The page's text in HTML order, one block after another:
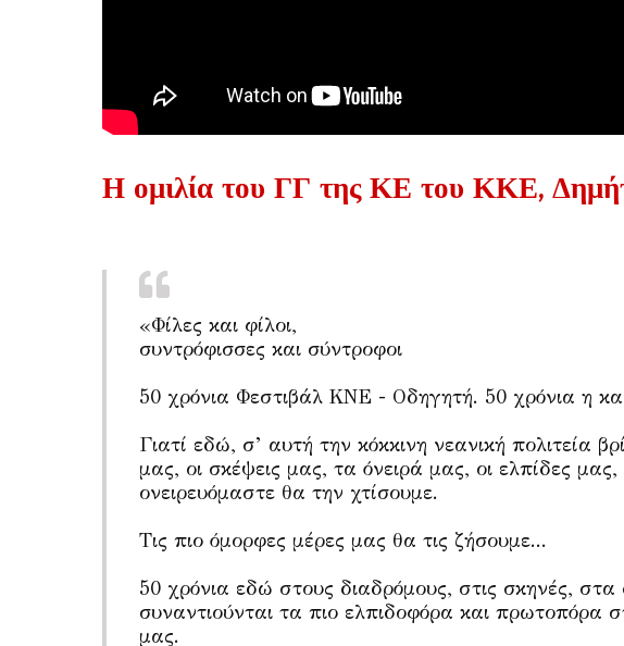
Η ομιλία του ΓΓ της ΚΕ του ΚΚΕ,
«Φίλες και φίλοι,
συντρόφισσες και σύντροφοι
50 χρόνια Φεστιβάλ ΚΝΕ - Οδηγητή. 50 χρόνια η
Γιατί εδώ, σ’ αυτή την κόκκινη νεανική πολιτεία
μας, οι σκέψεις μας, τα όνειρά μας, οι ελπίδες
ονειρευόμαστε θα την χτίσουμε.
Τις πιο όμορφες μέρες μας θα τις ζήσουμε...
50 χρόνια εδώ στους διαδρόμους, στις σκηνές,
συναντιούνται τα πιο ελπιδοφόρα και πρωτοπόρα
μας.